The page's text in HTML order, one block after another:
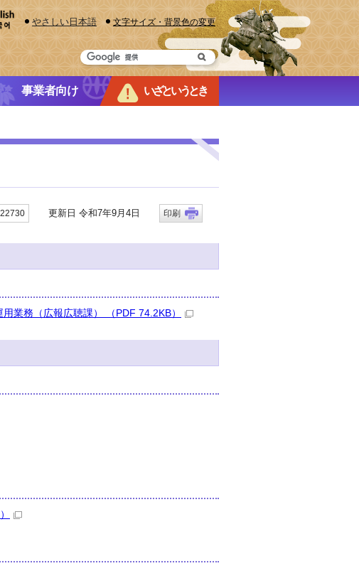
やさしい日本語 文字サイズ・背景色の変更
事業者向け いざというとき
更新日 令和7年9月4日 印刷
業務（広報広聴課） （PDF 74.2KB）